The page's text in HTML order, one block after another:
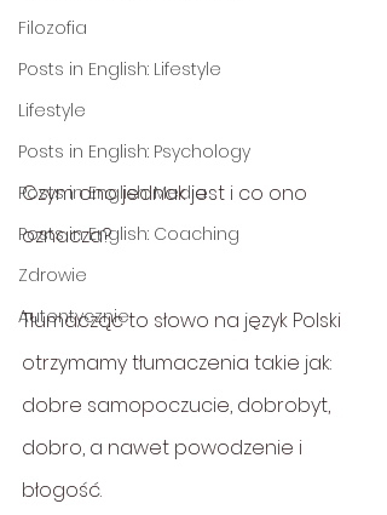
Filozofia
Posts in English: Lifestyle
Lifestyle
Posts in English: Psychology
Posts in English: Media
Posts in English: Coaching
Zdrowie
Autentycznie
Czym ono jednak jest i co ono
oznacza?
Tłumacząc to słowo na język Polski
otrzymamy tłumaczenia takie jak:
dobre samopoczucie, dobrobyt,
dobro, a nawet powodzenie i
błogość.